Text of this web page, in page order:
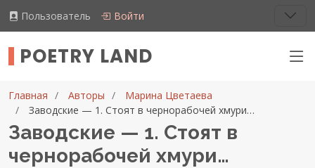
Пользователь Войти
POETRY LAND
Главная Авторы
Марина Цветаева
Заводские — 1. Стоят в чернорабочей хмури…
Заводские — 1. Стоят в
чернорабочей хмури…